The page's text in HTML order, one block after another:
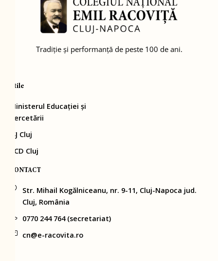
Tradiție și performanță de peste 100 de ani.
Utile
Ministerul Educației și
Cercetării
ISJ Cluj
CCD Cluj
CONTACT
Str. Mihail Kogălniceanu, nr. 9-11, Cluj-Napoca jud.
Cluj, România
0770 244 764 (secretariat)
cn@e-racovita.ro